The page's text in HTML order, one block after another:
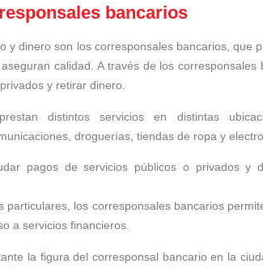
bancarios
y dinero son los corresponsales bancarios, que
calidad. A través de los
y retirar dinero.
distintos servicios en distintas
droguerías, tiendas de ropa y
pagos de servicios públicos o privados y
particulares, los corresponsales bancarios
a servicios financieros.
la figura del corresponsal bancario en la